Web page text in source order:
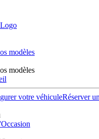
modèles
modèles
votre véhiculeRéserver